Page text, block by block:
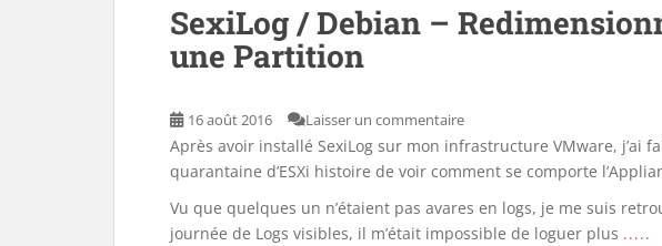
SexiLog / Debian –
une Partition
16 août 2016 Laisser un commentaire
Après avoir installé SexiLog sur mon infrastructure VMware, j’ai
quarantaine d’ESXi histoire de voir comment se comporte
Vu que quelques un n’étaient pas avares en logs, je me suis
journée de Logs visibles, il m’était impossible de loguer plus .....